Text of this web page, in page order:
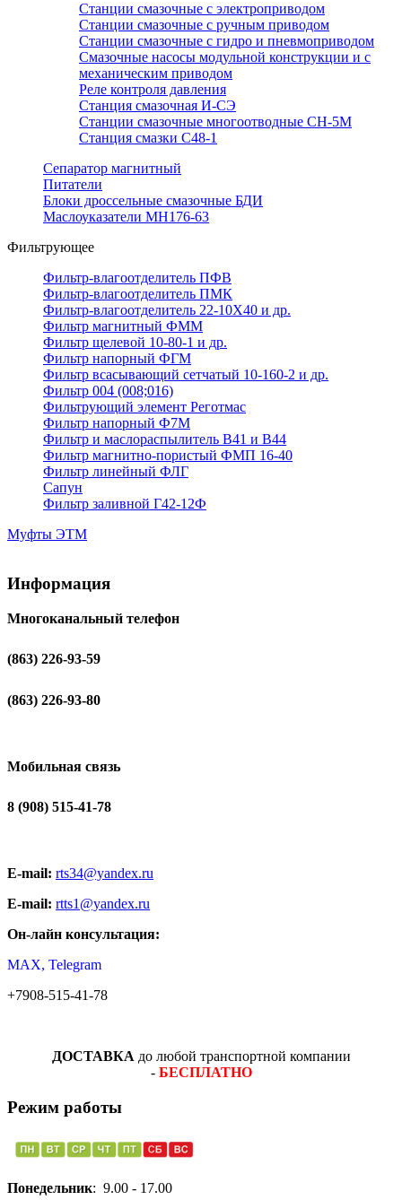
Станции смазочные с электроприводом
Станции смазочные с ручным приводом
Станции смазочные с гидро и пневмоприводом
Смазочные насосы модульной конструкции и с
механическим приводом
Реле контроля давления
Станция смазочная И-СЭ
Станции смазочные многоотводные СН-5М
Станция смазки С48-1
Сепаратор магнитный
Питатели
Блоки дроссельные смазочные БДИ
Маслоуказатели МН176-63
Фильтрующее
Фильтр-влагоотделитель ПФВ
Фильтр-влагоотделитель ПМК
Фильтр-влагоотделитель 22-10Х40 и др.
Фильтр магнитный ФММ
Фильтр щелевой 10-80-1 и др.
Фильтр напорный ФГМ
Фильтр всасывающий сетчатый 10-160-2 и др.
Фильтр 004 (008;016)
Фильтрующий элемент Реготмас
Фильтр напорный Ф7М
Фильтр и маслораспылитель В41 и В44
Фильтр магнитно-пористый ФМП 16-40
Фильтр линейный ФЛГ
Сапун
Фильтр заливной Г42-12Ф
Муфты ЭТМ
Информация
Многоканальный телефон
(863) 226-93-59
(863) 226-93-80
Мобильная связь
8 (908) 515-41-78
E-mail: rts34@yandex.ru
E-mail: rtts1@yandex.ru
Он-лайн консультация:
MAX, Telegram
+7908-515-41-78
ДОСТАВКА до любой транспортной компании
- БЕСПЛАТНО
Режим работы
Понедельник: 9.00 - 17.00